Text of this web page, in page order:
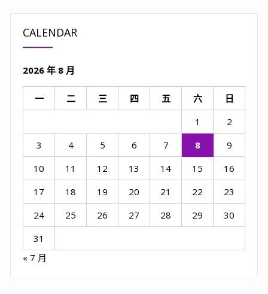
CALENDAR
2026 年 8 月
一 二 三 四 五 六
日
1
2
3
4 5 6 7 8
9
10
11 12 13 14 15
16
17
18 19 20 21 22
23
24
25 26 27 28 29
30
31
« 7 月